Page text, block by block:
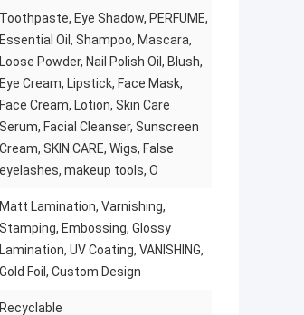
Toothpaste, Eye Shadow, PERFUME,
Essential Oil, Shampoo, Mascara,
Loose Powder, Nail Polish Oil, Blush,
Eye Cream, Lipstick, Face Mask,
Face Cream, Lotion, Skin Care
Serum, Facial Cleanser, Sunscreen
Cream, SKIN CARE, Wigs, False
eyelashes, makeup tools, O
Matt Lamination, Varnishing,
Stamping, Embossing, Glossy
Lamination, UV Coating, VANISHING,
Gold Foil, Custom Design
Recyclable